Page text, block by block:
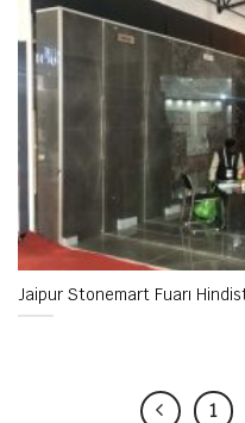
Jaipur Stonemart Fuarı
1